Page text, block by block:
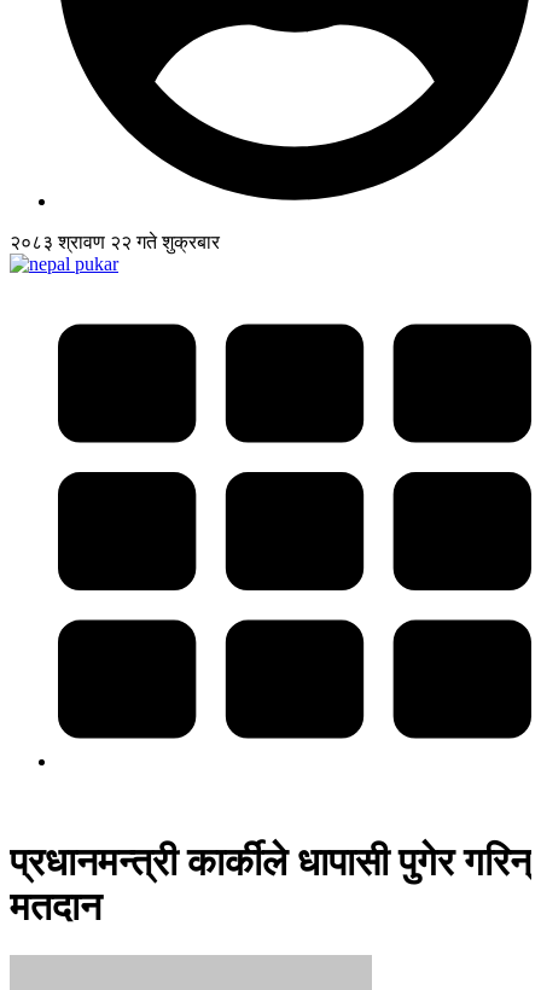
२०८३ श्रावण २२ गते शुक्रबार
प्रधानमन्त्री कार्कीले धापासी पुगेर गरिन्
मतदान